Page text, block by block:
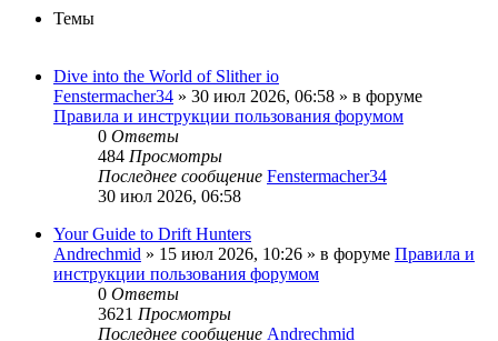
Темы
Dive into the World of Slither io
Fenstermacher34 » 30 июл 2026, 06:58 » в форуме
Правила и инструкции пользования форумом
0 Ответы
484 Просмотры
Последнее сообщение Fenstermacher34
30 июл 2026, 06:58
Your Guide to Drift Hunters
Andrechmid » 15 июл 2026, 10:26 » в форуме Правила и
инструкции пользования форумом
0 Ответы
3621 Просмотры
Последнее сообщение Andrechmid